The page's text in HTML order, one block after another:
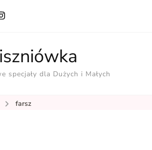
specjały dla Dużych i Małych
farsz